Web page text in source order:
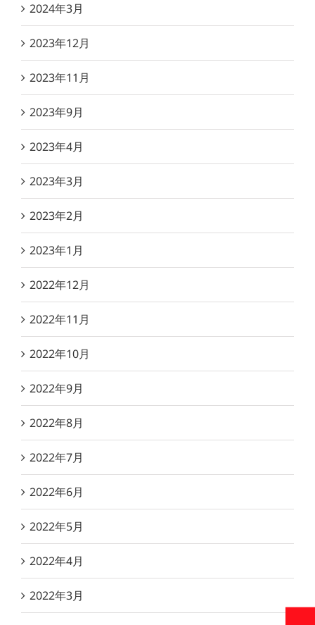
2024年3月
2023年12月
2023年11月
2023年9月
2023年4月
2023年3月
2023年2月
2023年1月
2022年12月
2022年11月
2022年10月
2022年9月
2022年8月
2022年7月
2022年6月
2022年5月
2022年4月
2022年3月